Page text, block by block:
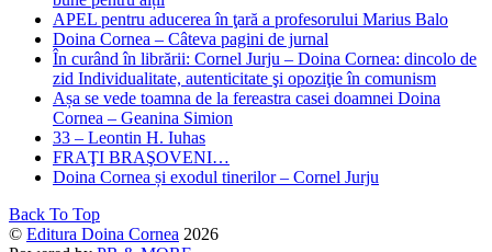
APEL pentru aducerea în ţară a profesorului Marius Balo
Doina Cornea – Câteva pagini de jurnal
În curând în librării: Cornel Jurju – Doina Cornea: dincolo de
zid Individualitate, autenticitate şi opoziţie în comunism
Așa se vede toamna de la fereastra casei doamnei Doina
Cornea – Geanina Simion
33 – Leontin H. Iuhas
FRAŢI BRAŞOVENI…
Doina Cornea și exodul tinerilor – Cornel Jurju
Back To Top
© Editura Doina Cornea 2026